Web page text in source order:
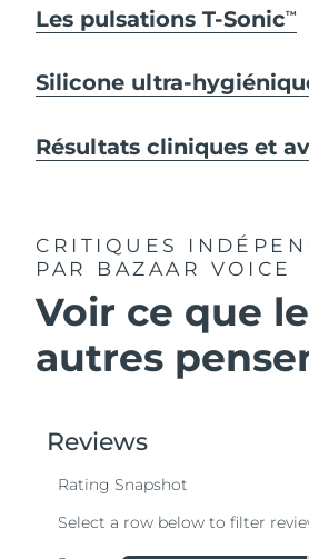
Les pulsations T-SonicTM
Silicone ultra-
Résultats cliniques et
CRITIQUES
PAR BAZAAR VOICE
Voir ce que
autres